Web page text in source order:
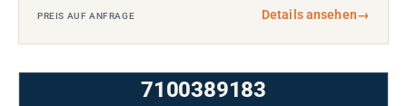
PREIS AUF ANFRAGE Details ansehen→
7100389183